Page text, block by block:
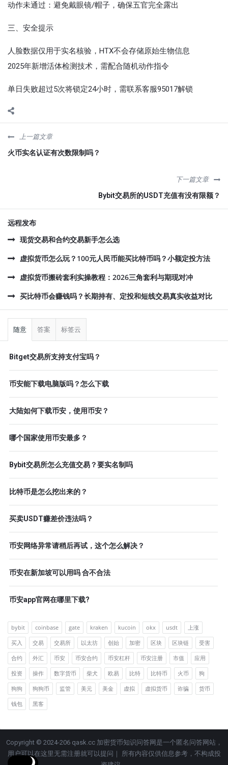
动作未通过‌：避免戴眼镜/帽子，确保五官完全露出
三、安全提示‌
人脸数据仅用于实名核验，HTX不会存储原始生物信息
2025年新增活体检测技术，需配合随机动作指令
单日失败超过5次将锁定24小时，需联系客服95017解锁
上一篇文章
火币实名认证有次数限制吗？
下一篇文章
Bybit交易所的USDT充值有没有限额？
远程发布
现货交易和合约交易新手怎么选
虚拟货币怎么玩？100元人民币能买比特币吗？小额定投方法
虚拟货币搬砖套利实操教程：2026三角套利与期现对冲
买比特币会赚钱吗？长期持有、定投和短线交易真实收益对比
侧
随意 答案 标签云
Bitget交易所支持支付宝吗？
币安能下载电脑版吗？怎么下载
大陆如何下载币安，使用币安？
哪个国家使用币安最多？
Bybit交易所怎么充值交易？要实名制吗
比特币是怎么挖出来的？
买卖USDT赚差价违法吗？
币安网络异常请稍后再试，这个怎么解决？
币安在新加坡可以用吗 合不合法
币安app官网在哪里下载?
bybit coinbase gate kraken kucoin okx usdt
上涨
买入
交易 交易所 以太坊 创始 加密 区块 区块链
受害
合约
外汇 币安 币安合约 币安杠杆 币安注册 市值
应用
投资
操作 数字货币 柴犬 欧易 比特 比特币 火币
狗
狗狗
狗狗币 监管 美元 美金 虚拟 虚拟货币 诈骗
货币
钱包
黑客
Copyright © 2024-206 qask.cc 加密货币知识问答网是一个匿名问答网站，
用户可以在这里无需注册就可以提问｜ 所有内容仅供信息参考，不构成投